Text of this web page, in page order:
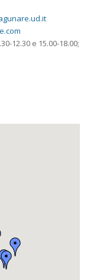
12.30 e 15.00-18.00;